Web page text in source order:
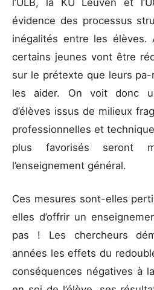
évidence des processus
inégalités entre les élèves.
certains jeunes vont être
sur le prétexte que leurs
les aider. On voit donc
d’élèves issus de milieux
professionnelles et
plus favorisés seront
l’enseignement général.
Ces mesures sont-elles
elles d’offrir un
pas ! Les chercheurs
années les effets du
conséquences négatives à